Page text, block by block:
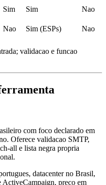
Sim Sim Nao
Nao Sim (ESPs) Nao
validacao e funcao
com foco declarado em
Oferece validacao SMTP,
all e lista negra propria
datacenter no Brasil,
preco em